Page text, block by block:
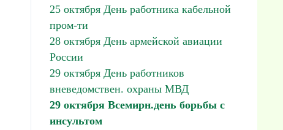
25 октября День работника кабельной
пром-ти
28 октября День армейской авиации
России
29 октября День работников
вневедомствен. охраны МВД
29 октября Всемирн.день борьбы с
инсультом